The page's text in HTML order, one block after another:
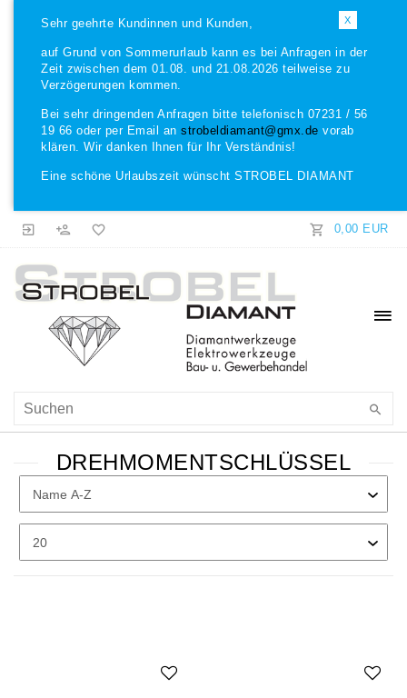
X
Sehr geehrte Kundinnen und Kunden,
auf Grund von Sommerurlaub kann es bei Anfragen in der
Zeit zwischen dem 01.08. und 21.08.2026 teilweise zu
Verzögerungen kommen.
Bei sehr dringenden Anfragen bitte telefonisch 07231 / 56
19 66 oder per Email an strobeldiamant@gmx.de vorab
klären. Wir danken Ihnen für Ihr Verständnis!
Eine schöne Urlaubszeit wünscht STROBEL DIAMANT
0,00 EUR
DREHMOMENTSCHLÜSSEL